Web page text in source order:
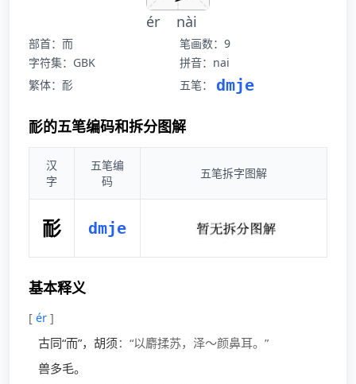
ér nài
部首：而
笔画数：9
字符集：GBK
拼音：nai
繁体：耏
五笔： dmje
耏的五笔编码和拆分图解
汉
字
五笔编
码
五笔拆字图解
耏 dmje
基本释义
[ ér ]
古同“而”，胡须：“以麝揉苏，泽～颜鼻耳。”
兽多毛。